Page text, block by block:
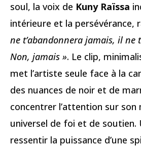
soul, la voix de Kuny Raïssa
intérieure et la persévérance,
ne t’abandonnera jamais, il ne
Non, jamais ». Le clip,
met l’artiste seule face à la
des nuances de noir et de
concentrer l’attention sur son
universel de foi et de soutien.
ressentir la puissance d’une